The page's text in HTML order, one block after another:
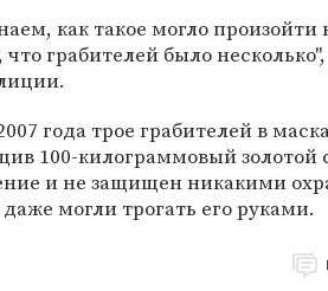
как такое могло произойти
грабителей было
года трое грабителей в
100-килограммовый золотой
и не защищен никакими
могли трогать его руками.